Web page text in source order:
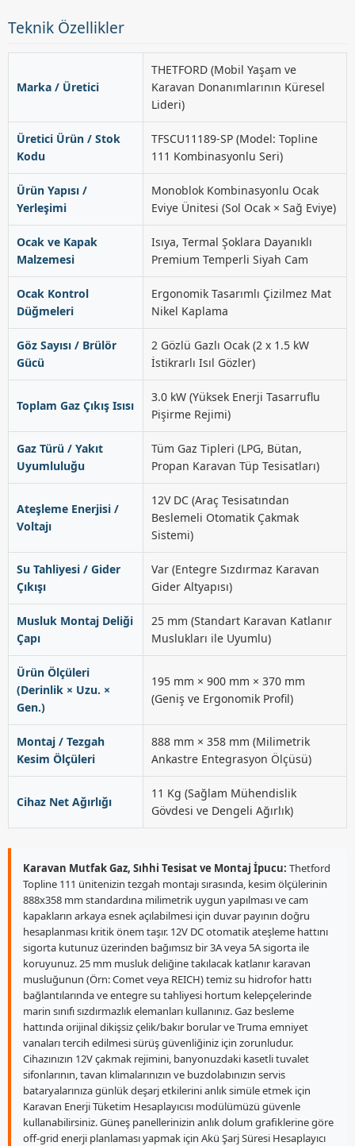
Teknik Özellikler
Marka / Üretici
THETFORD (Mobil Yaşam ve
Karavan Donanımlarının Küresel
Lideri)
Üretici Ürün / Stok
Kodu
TFSCU11189-SP (Model: Topline
111 Kombinasyonlu Seri)
Ürün Yapısı /
Yerleşimi
Monoblok Kombinasyonlu Ocak
Eviye Ünitesi (Sol Ocak × Sağ Eviye)
Ocak ve Kapak
Malzemesi
Isıya, Termal Şoklara Dayanıklı
Premium Temperli Siyah Cam
Ocak Kontrol
Düğmeleri
Ergonomik Tasarımlı Çizilmez Mat
Nikel Kaplama
Göz Sayısı / Brülör
Gücü
2 Gözlü Gazlı Ocak (2 x 1.5 kW
İstikrarlı Isıl Gözler)
Toplam Gaz Çıkış Isısı
3.0 kW (Yüksek Enerji Tasarruflu
Pişirme Rejimi)
Gaz Türü / Yakıt
Uyumluluğu
Tüm Gaz Tipleri (LPG, Bütan,
Propan Karavan Tüp Tesisatları)
Ateşleme Enerjisi /
Voltajı
12V DC (Araç Tesisatından
Beslemeli Otomatik Çakmak
Sistemi)
Su Tahliyesi / Gider
Çıkışı
Var (Entegre Sızdırmaz Karavan
Gider Altyapısı)
Musluk Montaj Deliği
Çapı
25 mm (Standart Karavan Katlanır
Muslukları ile Uyumlu)
Ürün Ölçüleri
(Derinlik × Uzu. ×
Gen.)
195 mm × 900 mm × 370 mm
(Geniş ve Ergonomik Profil)
Montaj / Tezgah
Kesim Ölçüleri
888 mm × 358 mm (Milimetrik
Ankastre Entegrasyon Ölçüsü)
Cihaz Net Ağırlığı
11 Kg (Sağlam Mühendislik
Gövdesi ve Dengeli Ağırlık)
Karavan Mutfak Gaz, Sıhhi Tesisat ve Montaj İpucu: Thetford
Topline 111 ünitenizin tezgah montajı sırasında, kesim ölçülerinin
888x358 mm standardına milimetrik uygun yapılması ve cam
kapakların arkaya esnek açılabilmesi için duvar payının doğru
hesaplanması kritik önem taşır. 12V DC otomatik ateşleme hattını
sigorta kutunuz üzerinden bağımsız bir 3A veya 5A sigorta ile
koruyunuz. 25 mm musluk deliğine takılacak katlanır karavan
musluğunun (Örn: Comet veya REICH) temiz su hidrofor hattı
bağlantılarında ve entegre su tahliyesi hortum kelepçelerinde
marin sınıfı sızdırmazlık elemanları kullanınız. Gaz besleme
hattında orijinal dikişsiz çelik/bakır borular ve Truma emniyet
vanaları tercih edilmesi sürüş güvenliğiniz için zorunludur.
Cihazınızın 12V çakmak rejimini, banyonuzdaki kasetli tuvalet
sifonlarının, tavan klimalarınızın ve buzdolabınızın servis
bataryalarınıza günlük deşarj etkilerini anlık simüle etmek için
Karavan Enerji Tüketim Hesaplayıcısı modülümüzü güvenle
kullanabilirsiniz. Güneş panellerinizin anlık dolum grafiklerine göre
off-grid enerji planlaması yapmak için Akü Şarj Süresi Hesaplayıcı